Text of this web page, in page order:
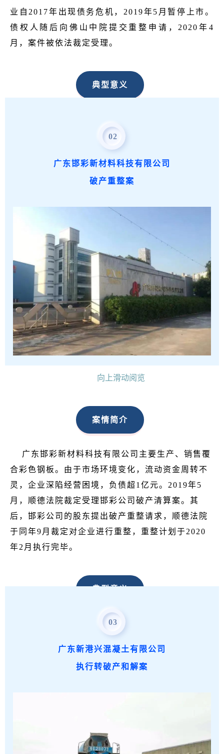
业自2017年出现债务危机，2019年5月暂停上市。
债权人随后向佛山中院提交重整申请，2020年4
月，案件被依法裁定受理。
典型意义
在克服了新冠肺炎疫情不利影响下，从受理重整申
请到终止重整程序，历时仅36天，是国内耗时最短
的上市公司重整案之一。佛山中院在接收重整申请
后大量调查、听证，提前预选管理人开展预重整工
涅槃重生，使得其主营的小家电业务得以维持，
工人得到妥善安置， 近5亿元
逾2.43万名中小股东的利益得到维护，实现了
法律效果和社会效果的统一。该案例入选广东省高
级人民法院优化营商环境破产典型案例。
02
广东邯彩新材料科技有限公司
破产重整案
向上滑动阅览
案情简介
广东邯彩新材料科技有限公司主要生产、销售覆
合彩色钢板。由于市场环境变化，流动资金周转不
灵，企业深陷经营困境，负债超1亿元。2019年5
月，顺德法院裁定受理邯彩公司破产清算案。其
后，邯彩公司的股东提出破产重整请求，顺德法院
于同年9月裁定对企业进行重整，重整计划于2020
年2月执行完毕。
该案是中小企业破产重整，也是法院推动企业复
用时9个月。该案以租赁方式延续原有业
务，确保企业不停产、工人不下岗。
人民法院第二批疫情防控民事行政案例。
03
广东新港兴混凝土有限公司
执行转破产和解案